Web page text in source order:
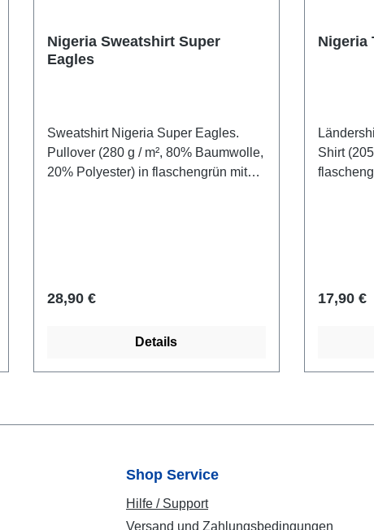
Nigeria Sweatshirt Super
Eagles
Sweatshirt Nigeria Super Eagles.
Pullover (280 g / m², 80% Baumwolle,
20% Polyester) in flaschengrün mit
Regulärer Preis:
28,90 €
Details
Nigeria
Shirt
17,90 €
Shop Service
Hilfe / Support
Versand und Zahlungsbedingungen